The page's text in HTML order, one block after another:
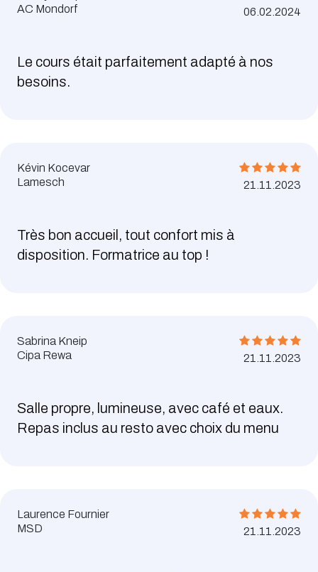
AC Mondorf
06.02.2024
Le cours était parfaitement adapté à nos
besoins.
Kévin Kocevar
Lamesch
21.11.2023
Très bon accueil, tout confort mis à
disposition. Formatrice au top !
Sabrina Kneip
Cipa Rewa
21.11.2023
Salle propre, lumineuse, avec café et eaux.
Repas inclus au resto avec choix du menu
Laurence Fournier
MSD
21.11.2023